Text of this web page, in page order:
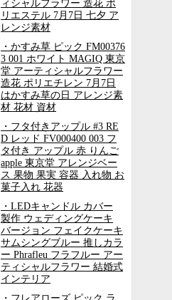
ィシャルフラワー 造花 ポ
リエステル 7月7日 七夕 ア
レンジ素材
・かすみ草 ピック FM00376
3 001 ホワイト MAGIQ 東京
堂 アーティシャルフラワー
造花 ポリエチレン 7月7日
はかすみ草の日 アレンジ素
材 花材 資材
・フタ付きアップル #3 RE
D レッド FV000400 003 フ
タ付き アップル 赤 りんご
apple 東京堂 アレンジベー
ス 果物 果実 容器 入れ物 お
菓子入れ 花器
・LEDキャンドル カバー
製作 ウェディングケーキ
バージョン フェイクケーキ
サムシングブルー 推しカラ
ー Phrafleu フラフルー アー
ティシャルフラワー 結婚式
インテリア